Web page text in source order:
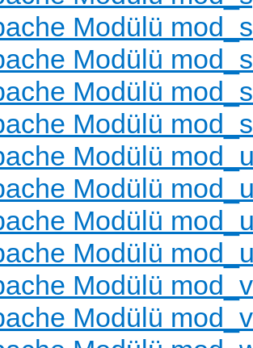
Modülü
Modülü
Modülü
Modülü
Modülü
Modülü
Modülü
Modülü
Modülü
Modülü